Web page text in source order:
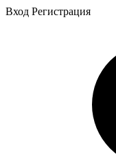
Вход Регистрация